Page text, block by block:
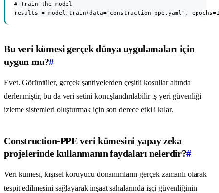
# Train the model
results = model.train(data="construction-ppe.yaml",
Bu veri kümesi gerçek dünya uygulamaları için
uygun mu?#
Evet. Görüntüler, gerçek şantiyelerden çeşitli koşullar altında
derlenmiştir, bu da veri setini konuşlandırılabilir iş yeri güvenliği
izleme sistemleri oluşturmak için son derece etkili kılar.
Construction-PPE veri kümesini yapay zeka
projelerinde kullanmanın faydaları nelerdir?#
Veri kümesi, kişisel koruyucu donanımların gerçek zamanlı olarak
tespit edilmesini sağlayarak inşaat sahalarında işçi güvenliğinin